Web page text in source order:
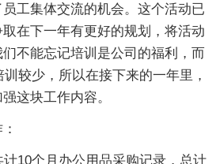
工集体交流的机会。这个活动已
在下一年有更好的规划，将活动
不能忘记培训是公司的福利，而
较少，所以在接下来的一年里，
这块工作内容。
10个月办公用品采购记录，总计